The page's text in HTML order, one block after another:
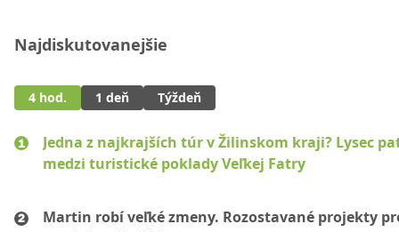
Najdiskutovanejšie
4 hod. 1 deň Týždeň
Jedna z najkrajších túr v Žilinskom kraji? Lysec
medzi turistické poklady Veľkej Fatry
Martin robí veľké zmeny. Rozostavané projekty